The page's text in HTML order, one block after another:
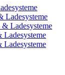
Ladesysteme
& Ladesysteme
Ladesysteme
Ladesysteme